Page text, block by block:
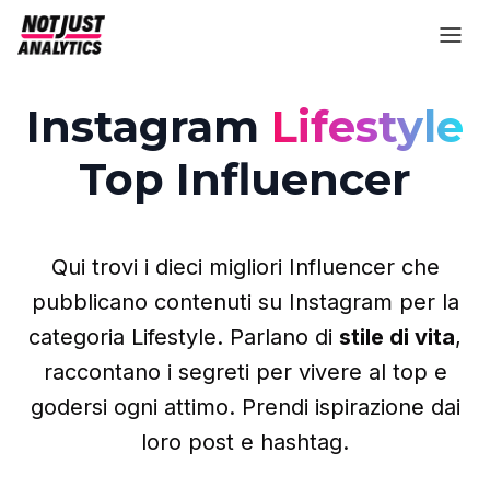
Instagram Lifestyle
Top Influencer
Qui trovi i dieci migliori Influencer che
pubblicano contenuti su Instagram per la
categoria Lifestyle. Parlano di stile di vita,
raccontano i segreti per vivere al top e
godersi ogni attimo. Prendi ispirazione dai
loro post e hashtag.